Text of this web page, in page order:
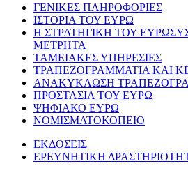
ΓΕΝΙΚΕΣ ΠΛΗΡΟΦΟΡΙΕΣ
ΙΣΤΟΡΙΑ ΤΟΥ ΕΥΡΩ
Η ΣΤΡΑΤΗΓΙΚΗ ΤΟΥ
ΜΕΤΡΗΤΑ
ΤΑΜΕΙΑΚΕΣ ΥΠΗΡΕΣΙΕΣ
ΤΡΑΠΕΖΟΓΡΑΜΜΑΤΙΑ ΚΑΙ
ΑΝΑΚΥΚΛΩΣΗ
ΠΡΟΣΤΑΣΙΑ ΤΟΥ ΕΥΡΩ
ΨΗΦΙΑΚΟ ΕΥΡΩ
ΝΟΜΙΣΜΑΤΟΚΟΠΕΙΟ
ΕΚΔΟΣΕΙΣ
ΕΡΕΥΝΗΤΙΚΗ